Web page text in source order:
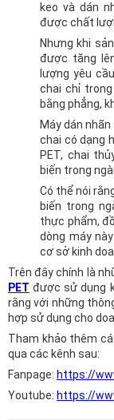
keo và dán
được chất
Nhưng khi
được tăng
lượng yêu
chai chỉ
bằng phẳng,
Máy dán
chai có dạng
PET, chai
biến trong
Có thể nói
biến trong
thực phẩm,
dòng máy
cơ sở kinh
Trên đây chính là
PET được sử dụng
rằng với những
hợp sử dụng cho
Tham khảo thêm
qua các kênh sau:
Fanpage: https://
Youtube: https://